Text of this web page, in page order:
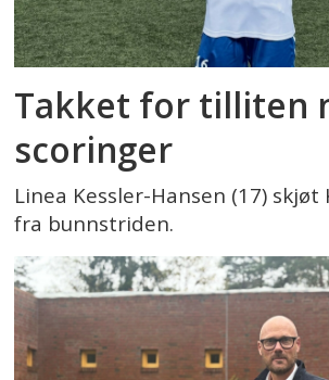
Takket for tilliten
scoringer
Linea Kessler-Hansen (17)
fra bunnstriden.